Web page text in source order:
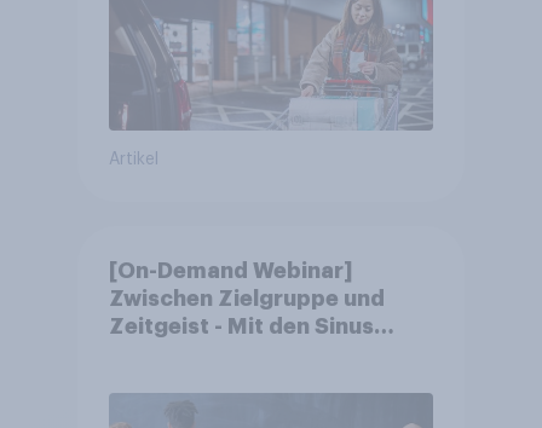
Artikel
[On-Demand Webinar]
Zwischen Zielgruppe und
Zeitgeist - Mit den Sinus